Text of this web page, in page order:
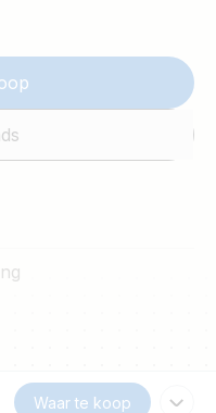
II
Waar te koop